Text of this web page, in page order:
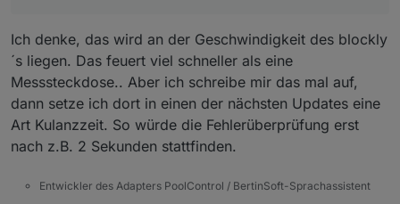
Ich denke, das wird an der Geschwindigkeit des blockly
´s liegen. Das feuert viel schneller als eine
Messsteckdose.. Aber ich schreibe mir das mal auf,
dann setze ich dort in einen der nächsten Updates eine
Art Kulanzzeit. So würde die Fehlerüberprüfung erst
nach z.B. 2 Sekunden stattfinden.
Entwickler des Adapters PoolControl / BertinSoft-Sprachassistent